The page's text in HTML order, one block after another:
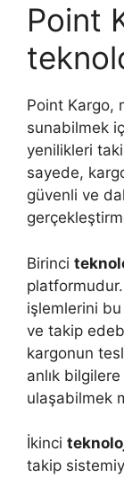
Point
Point Kargo,
sunabilmek
yenilikleri
sayede,
güvenli ve
Birinci
işlemlerini
ve takip
kargonun
anlık
ulaşabilmek
İkinci
takip